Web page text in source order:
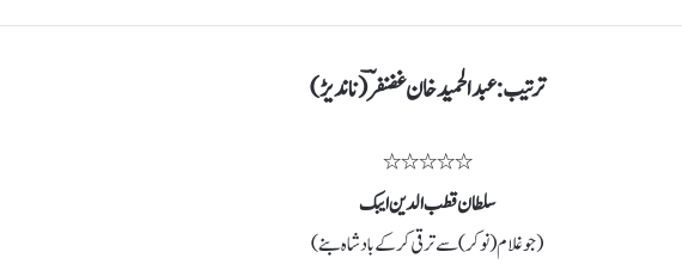
ترتیب: عبدالحمید خان غضنفرؔ ( ناندیڑ)
٭٭٭٭٭
سلطان قطب الدین ایبک
( جو غلام ( نوکر) سے ترقی کرکے بادشاہ بنے)